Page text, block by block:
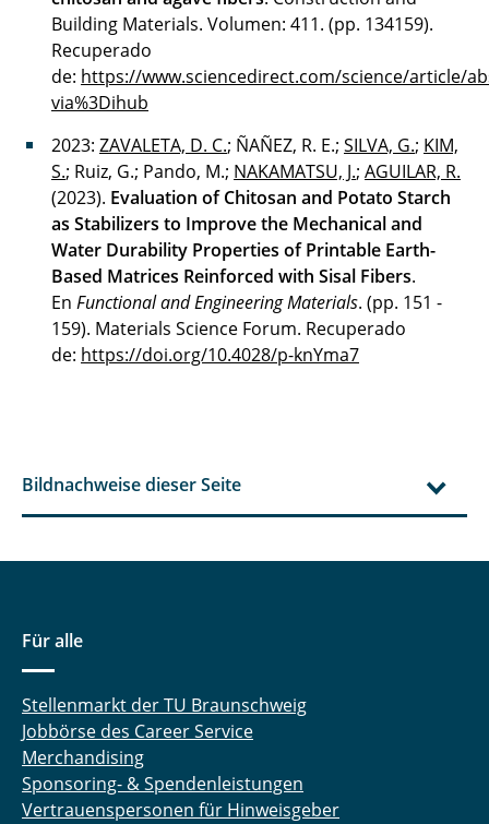
Building Materials. Volumen: 411. (pp. 134159).
Recuperado
de: https://www.sciencedirect.com/science/article/
via%3Dihub
2023: ZAVALETA, D. C.; ÑAÑEZ, R. E.; SILVA, G.; KIM,
S.; Ruiz, G.; Pando, M.; NAKAMATSU, J.; AGUILAR, R.
(2023). Evaluation of Chitosan and Potato Starch
as Stabilizers to Improve the Mechanical and
Water Durability Properties of Printable Earth-
Based Matrices Reinforced with Sisal Fibers.
En Functional and Engineering Materials. (pp. 151 -
159). Materials Science Forum. Recuperado
de: https://doi.org/10.4028/p-knYma7
Bildnachweise dieser Seite
Für alle
Stellenmarkt der TU Braunschweig
Jobbörse des Career Service
Merchandising
Sponsoring- & Spendenleistungen
Vertrauenspersonen für Hinweisgeber